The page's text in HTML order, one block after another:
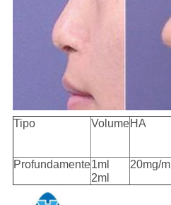
Tipo VolumeHA
Profundamente1ml
2ml
20mg/ml